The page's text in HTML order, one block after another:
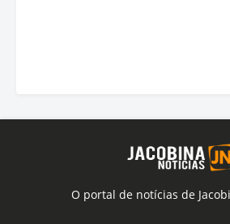
O portal de notícias de